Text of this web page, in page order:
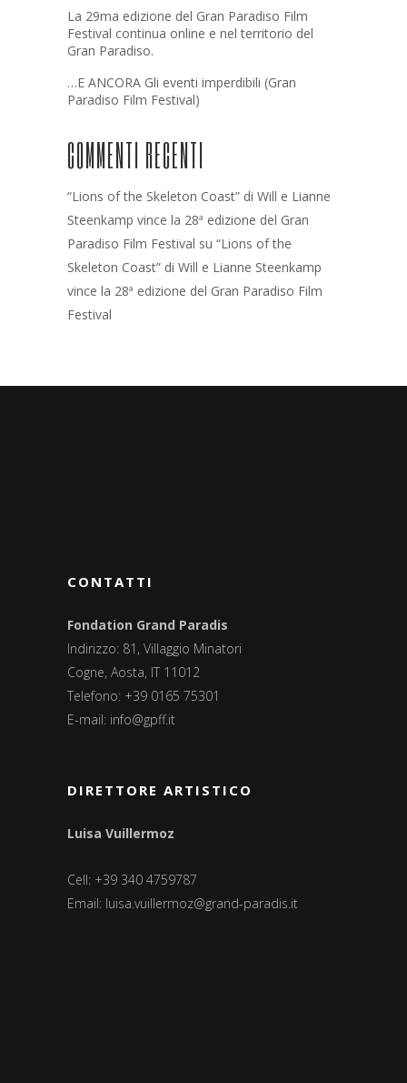
La 29ma edizione del Gran Paradiso Film
Festival continua online e nel territorio del
Gran Paradiso.
…E ANCORA Gli eventi imperdibili (Gran
Paradiso Film Festival)
COMMENTI RECENTI
“Lions of the Skeleton Coast” di Will e Lianne
Steenkamp vince la 28ª edizione del Gran
Paradiso Film Festival su “Lions of the
Skeleton Coast” di Will e Lianne Steenkamp
vince la 28ª edizione del Gran Paradiso Film
Festival
CONTATTI
Fondation Grand Paradis
Indirizzo: 81, Villaggio Minatori
Cogne, Aosta, IT 11012
Telefono: +39 0165 75301
E-mail: info@gpff.it
DIRETTORE ARTISTICO
Luisa Vuillermoz
Cell: +39 340 4759787
Email: luisa.vuillermoz@grand-paradis.it